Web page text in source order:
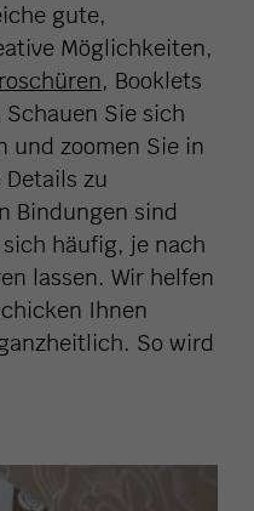
gute,
Möglichkeiten,
, Booklets
Sie sich
und zoomen Sie in
zu
Bindungen sind
häufig, je nach
lassen. Wir helfen
Ihnen
So wird